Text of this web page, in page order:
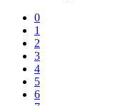
0
1
2
3
4
5
6